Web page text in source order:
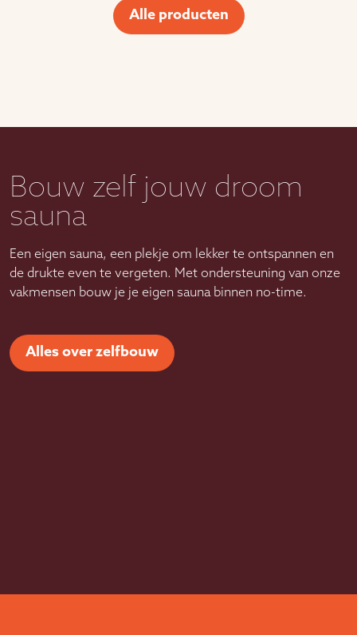
Alle producten
Bouw zelf jouw droom
sauna
Een eigen sauna, een plekje om lekker te ontspannen en
de drukte even te vergeten. Met ondersteuning van onze
vakmensen bouw je je eigen sauna binnen no-time.
Alles over zelfbouw